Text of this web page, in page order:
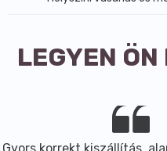
Folsav: 30 µg (NRV 15%)
Szelén: 8,25 µg (NRV 15%)
Hidroxipropil-metil-
Fogyasztási javaslat:
60 kapszula / doboz (2
700 mg / kapszula
LEGYEN